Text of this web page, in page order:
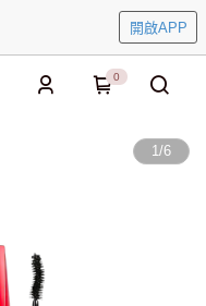
開啟APP
0
1/6